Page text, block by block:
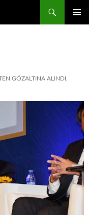
GÖZALTINA ALINDI,